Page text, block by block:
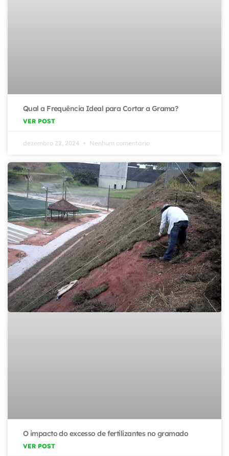
Qual a Frequência Ideal para Cortar a Grama?
VER POST
dezembro 22, 2024 Nenhum comentário
O impacto do excesso de fertilizantes no gramado
VER POST